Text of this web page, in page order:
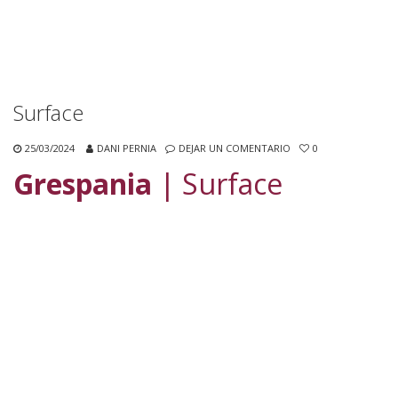
Surface
25/03/2024 DANI PERNIA DEJAR UN COMENTARIO 0
Grespania | Surface